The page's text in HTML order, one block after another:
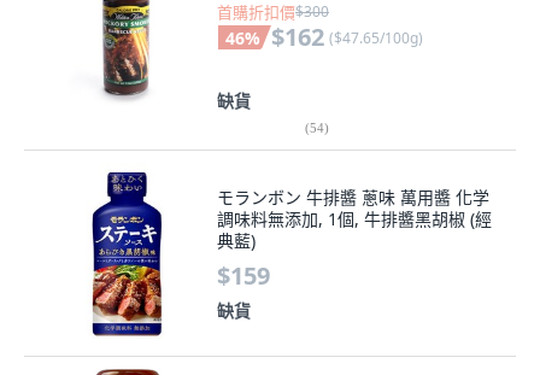
首購折扣價$300
46% $162 ($47.65/100g)
缺貨
(54)
モランボン 牛排醬 蔥味 萬用醬 化学
調味料無添加, 1個, 牛排醬黑胡椒 (經
典藍)
$159
缺貨